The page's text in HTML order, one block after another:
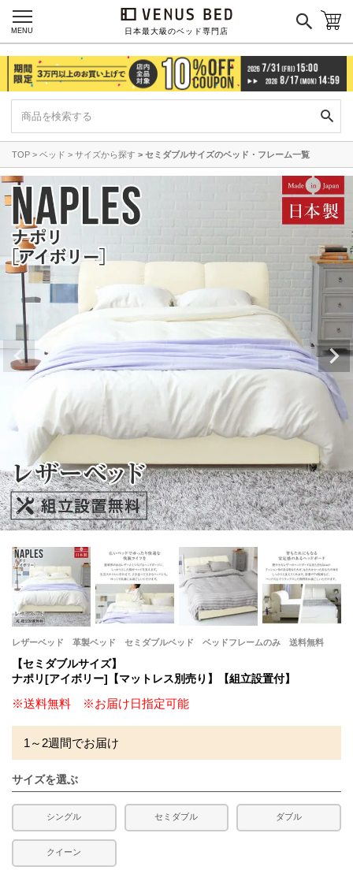
日本最大級のベッド専門店
MENU
TOP ベッド サイズから探す セミダブルサイズのベッド・フレーム一覧
レザーベッド 革製ベッド セミダブルベッド ベッドフレームのみ 送料無料
【セミダブルサイズ】
ナポリ[アイボリー]【マットレス別売り】【組立設置付】
※送料無料 ※お届け日指定可能
1～2週間でお届け
サイズを選ぶ
シングル セミダブル ダブル
クイーン